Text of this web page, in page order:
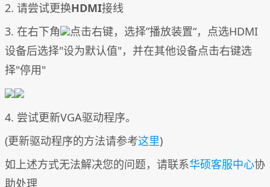
2. 请尝试更换HDMI接线
3. 在右下角
点击右键，选择”播放装置“，点选HDMI
设备后选择"设为默认值"，并在其他设备点击右键选
择"停用"
4. 尝试更新VGA驱动程序。
(更新驱动程序的方法请参考这里)
如上述方式无法解决您的问题，请联系华硕客服中心协
助处理